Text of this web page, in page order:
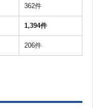
362件
1,394件
206件